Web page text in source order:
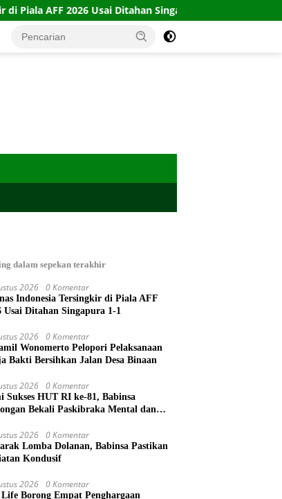
Usai Ditahan Singapura 1-1
dalam sepekan terakhir
2026 0 Komentar
Indonesia Tersingkir di Piala AFF
Usai Ditahan Singapura 1-1
2026 0 Komentar
Wonomerto Pelopori Pelaksanaan
Bakti Bersihkan Jalan Desa Binaan
2026 0 Komentar
Sukses HUT RI ke-81, Babinsa
Bekali Paskibraka Mental dan
2026 0 Komentar
Lomba Dolanan, Babinsa Pastikan
Kondusif
2026 0 Komentar
Borong Empat Penghargaan